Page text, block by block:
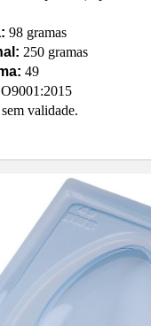
98 gramas
250 gramas
49
validade.